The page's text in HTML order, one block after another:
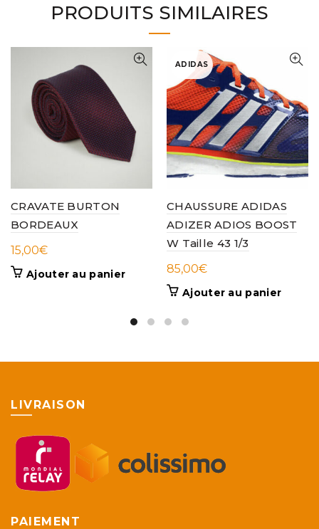
PRODUITS SIMILAIRES
CRAVATE BURTON
BORDEAUX
15,00€
Ajouter au panier
ADIDAS
CHAUSSURE ADIDAS
ADIZER ADIOS BOOST
W Taille 43 1/3
85,00€
Ajouter au panier
LIVRAISON
PAIEMENT